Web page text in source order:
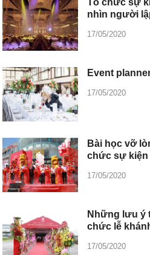
Tổ chức sự
nhìn người
17/05/2020
Event
17/05/2020
Bài học vỡ
chức sự kiện
17/05/2020
Những lưu ý
chức lễ
17/05/2020